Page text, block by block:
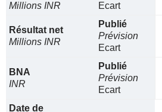
Millions INR
Ecart
Résultat net
Millions INR
Publié
Prévision
Ecart
BNA
INR
Publié
Prévision
Ecart
Date de